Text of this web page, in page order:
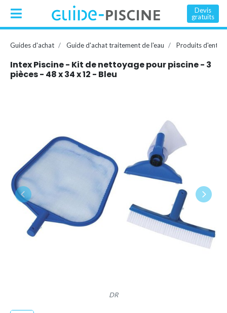
Devis
gratuits
Guides d'achat Guide d'achat traitement de l'eau Produits
Intex Piscine - Kit de nettoyage pour piscine - 3
pièces - 48 x 34 x 12 - Bleu
DR